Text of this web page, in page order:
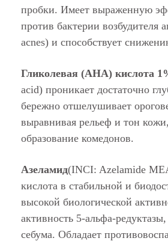
пробки. Имеет выраженную
против бактерии возбудителя
acnes) и способствует
Гликолевая (AHA) кислота
acid) проникает достаточно
бережно отшелушивает
выравнивая рельеф и тон
образование комедонов.
Азеламид(INCI: Azelamide
кислота в стабильной и
высокой биологической
активность 5-альфа-
себума. Обладает